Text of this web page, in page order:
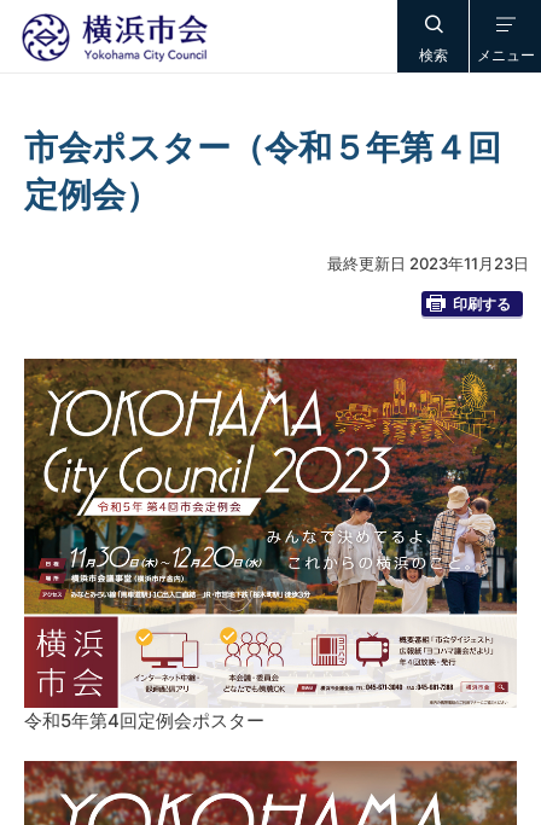
検索 メニュー
市会ポスター（令和５年第４回
定例会）
最終更新日 2023年11月23日
印刷する
令和5年第4回定例会ポスター